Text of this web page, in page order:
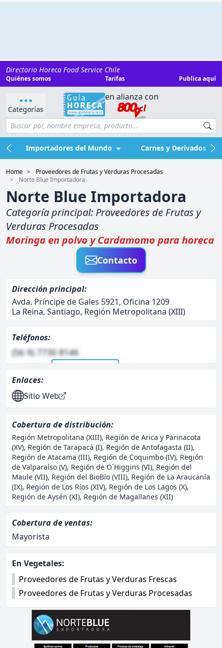
Directorio Horeca Food Service Chile
Quiénes somos Tarifas Publica aquí
Categorías
en alianza con
Importadores del Mundo Carnes y Derivados
Home
Proveedores de Frutas y Verduras Procesadas
Norte Blue Importadora
Norte Blue Importadora
Categoría principal: Proveedores de Frutas y
Verduras Procesadas
Moringa en polvo y Cardamomo para horeca
Contacto
Dirección principal:
Avda. Príncipe de Gales 5921, Oficina 1209
La Reina, Santiago, Región Metropolitana (XIII)
Teléfonos:
(56 9) 7730 8146
Enlaces:
Sitio Web
Cobertura de distribución:
Región Metropolitana (XIII), Región de Arica y Parinacota
(XV), Región de Tarapacá (I), Región de Antofagasta (II),
Región de Atacama (III), Región de Coquimbo (IV), Región
de Valparaíso (V), Región de O´Higgins (VI), Región del
Maule (VII), Región del BioBío (VIII), Región de La Araucanía
(IX), Región de Los Ríos (XIV), Región de Los Lagos (X),
Región de Aysén (XI), Región de Magallanes (XII)
Cobertura de ventas:
Mayorista
Otras categorías asociadas:
En Vegetales:
Proveedores de Frutas y Verduras Frescas
Proveedores de Frutas y Verduras Procesadas